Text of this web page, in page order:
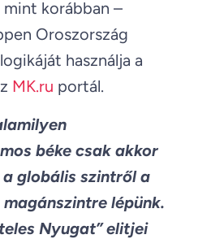
korábban –
Oroszország
használja a
MK.ru portál.
béke csak akkor
a globális szintről a
lépünk.
Nyugat” elitjei